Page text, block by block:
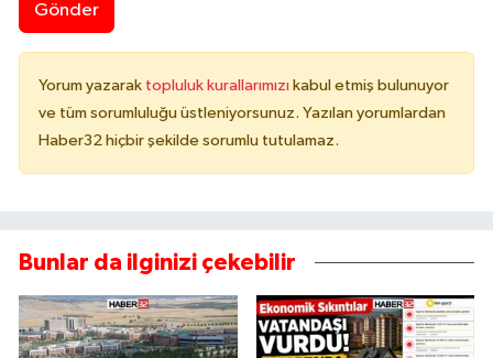
Gönder
Yorum yazarak topluluk kurallarımızı kabul etmiş bulunuyor
ve tüm sorumluluğu üstleniyorsunuz. Yazılan yorumlardan
Haber32 hiçbir şekilde sorumlu tutulamaz.
Bunlar da ilginizi çekebilir